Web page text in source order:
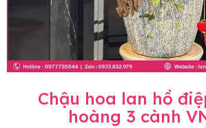
Chậu hoa lan hồ
hoàng 3 cành